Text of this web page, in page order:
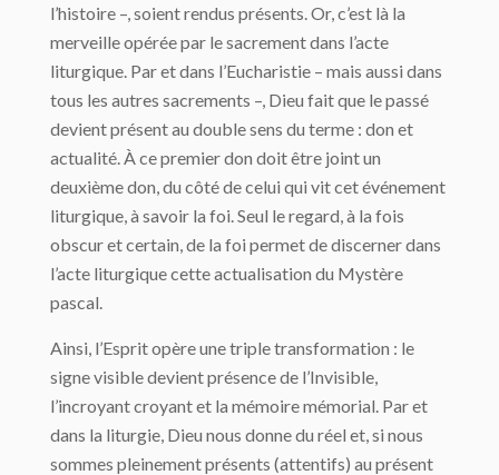
l’histoire –, soient rendus présents. Or, c’est là la
merveille opérée par le sacrement dans l’acte
liturgique. Par et dans l’Eucharistie – mais aussi dans
tous les autres sacrements –, Dieu fait que le passé
devient présent au double sens du terme : don et
actualité. À ce premier don doit être joint un
deuxième don, du côté de celui qui vit cet événement
liturgique, à savoir la foi. Seul le regard, à la fois
obscur et certain, de la foi permet de discerner dans
l’acte liturgique cette actualisation du Mystère
pascal.
Ainsi, l’Esprit opère une triple transformation : le
signe visible devient présence de l’Invisible,
l’incroyant croyant et la mémoire mémorial. Par et
dans la liturgie, Dieu nous donne du réel et, si nous
sommes pleinement présents (attentifs) au présent